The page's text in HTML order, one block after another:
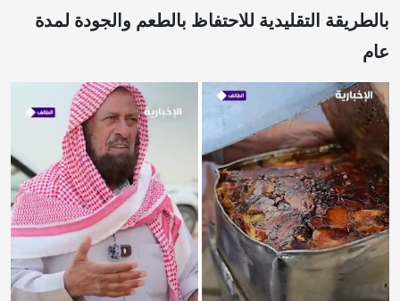
بالطريقة التقليدية للاحتفاظ بالطعم والجودة لمدة
عام